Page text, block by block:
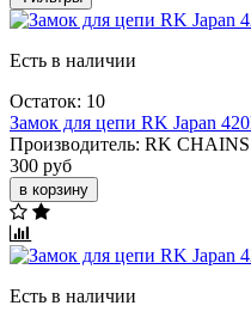
Есть в наличии
Остаток: 10
Замок для цепи RK Japan
Производитель: RK CHAINS
300 руб
в корзину
Есть в наличии